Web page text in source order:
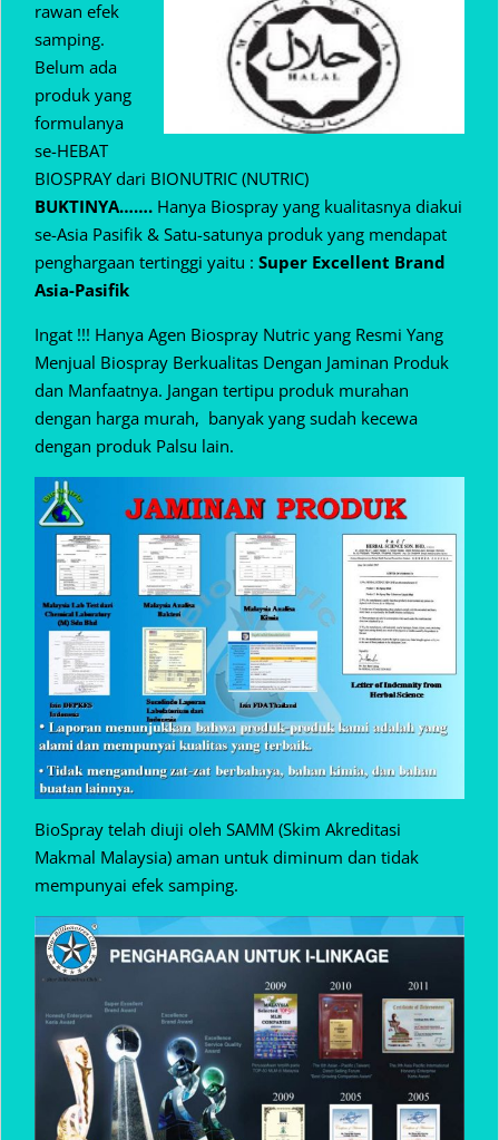
rawan efek
samping.
Belum ada
produk yang
formulanya
se-HEBAT
BIOSPRAY dari BIONUTRIC (NUTRIC)
BUKTINYA……. Hanya Biospray yang kualitasnya diakui
se-Asia Pasifik & Satu-satunya produk yang mendapat
penghargaan tertinggi yaitu : Super Excellent Brand
Asia-Pasifik
Ingat !!! Hanya Agen Biospray Nutric yang Resmi Yang
Menjual Biospray Berkualitas Dengan Jaminan Produk
dan Manfaatnya. Jangan tertipu produk murahan
dengan harga murah, banyak yang sudah kecewa
dengan produk Palsu lain.
BioSpray telah diuji oleh SAMM (Skim Akreditasi
Makmal Malaysia) aman untuk diminum dan tidak
mempunyai efek samping.